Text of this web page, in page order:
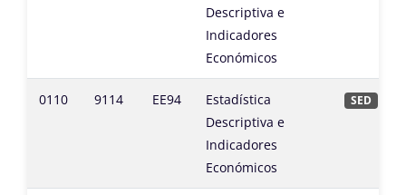
Descriptiva e
Indicadores
Económicos
0110 9114 EE94
Estadística
Descriptiva e
Indicadores
Económicos
SED